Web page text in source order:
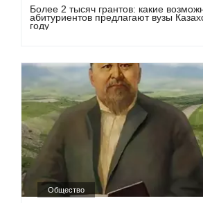
Более 2 тысяч грантов: какие
абитуриентов предлагают вузы
году
Общество